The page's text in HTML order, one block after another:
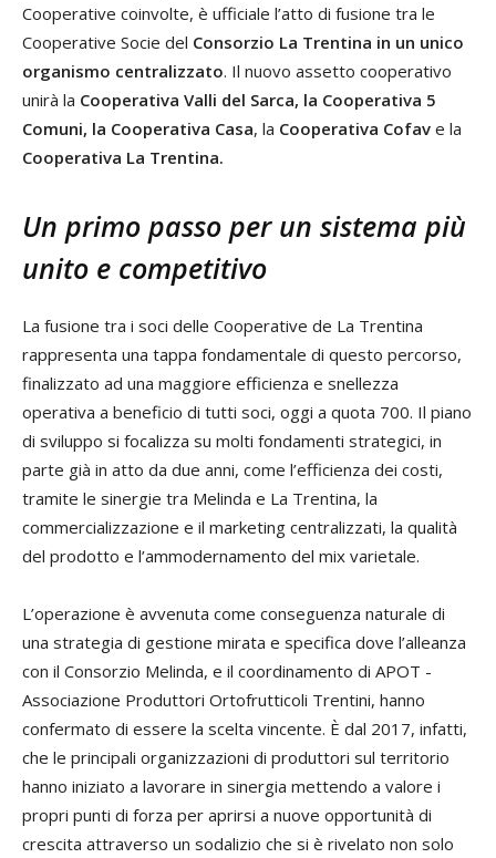
Cooperative coinvolte, è ufficiale l’atto di fusione tra le
Cooperative Socie del Consorzio La Trentina in un unico
organismo centralizzato. Il nuovo assetto cooperativo
unirà la Cooperativa Valli del Sarca, la Cooperativa 5
Comuni, la Cooperativa Casa, la Cooperativa Cofav e la
Cooperativa La Trentina.
Un primo passo per un sistema più
unito e competitivo
La fusione tra i soci delle Cooperative de La Trentina
rappresenta una tappa fondamentale di questo percorso,
finalizzato ad una maggiore efficienza e snellezza
operativa a beneficio di tutti soci, oggi a quota 700. Il piano
di sviluppo si focalizza su molti fondamenti strategici, in
parte già in atto da due anni, come l’efficienza dei costi,
tramite le sinergie tra Melinda e La Trentina, la
commercializzazione e il marketing centralizzati, la qualità
del prodotto e l’ammodernamento del mix varietale.
L’operazione è avvenuta come conseguenza naturale di
una strategia di gestione mirata e specifica dove l’alleanza
con il Consorzio Melinda, e il coordinamento di APOT -
Associazione Produttori Ortofrutticoli Trentini, hanno
confermato di essere la scelta vincente. È dal 2017, infatti,
che le principali organizzazioni di produttori sul territorio
hanno iniziato a lavorare in sinergia mettendo a valore i
propri punti di forza per aprirsi a nuove opportunità di
crescita attraverso un sodalizio che si è rivelato non solo